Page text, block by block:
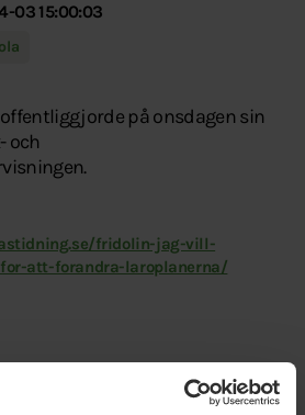
03 15:00:03
på onsdagen sin
och
fridolin-jag-vill-
att-forandra-laroplanerna/